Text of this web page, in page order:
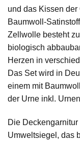
und das Kissen der
Baumwoll-
Zellwolle besteht
biologisch
Herzen in
Das Set wird in
einem mit
der Urne inkl.
Die
Umweltsiegel, das